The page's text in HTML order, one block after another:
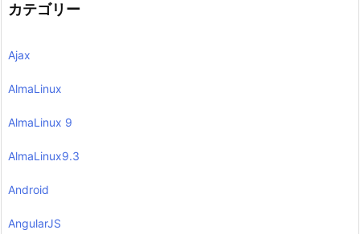
カテゴリー
Ajax
AlmaLinux
AlmaLinux 9
AlmaLinux9.3
Android
AngularJS